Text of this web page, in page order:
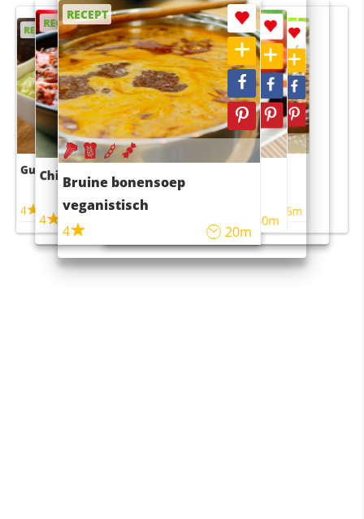
RECEPT
Guacamole
4
RECEPT
Chili con carne
4
RECEPT
Bruine bonensoep
veganistisch
4
20m
RECEPT
Sushi rijstsalade
maaltijdsalade
40m
RECEPT
4 55m